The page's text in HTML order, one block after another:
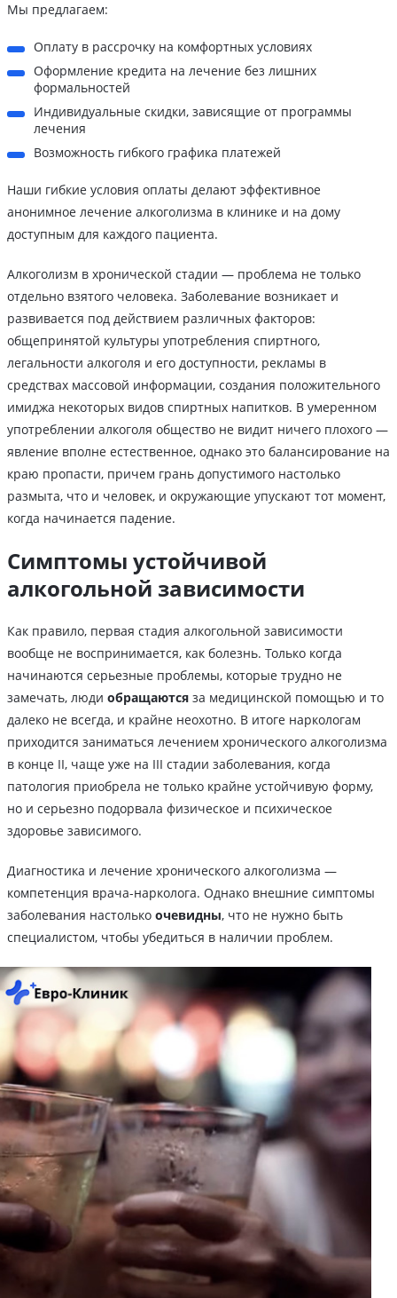
Мы предлагаем:
Оплату в рассрочку на комфортных условиях
Оформление кредита на лечение без лишних
формальностей
Индивидуальные скидки, зависящие от программы
лечения
Возможность гибкого графика платежей
Наши гибкие условия оплаты делают эффективное
анонимное лечение алкоголизма в клинике и на дому
доступным для каждого пациента.
Алкоголизм в хронической стадии — проблема не только
отдельно взятого человека. Заболевание возникает и
развивается под действием различных факторов:
общепринятой культуры употребления спиртного,
легальности алкоголя и его доступности, рекламы в
средствах массовой информации, создания положительного
имиджа некоторых видов спиртных напитков. В умеренном
употреблении алкоголя общество не видит ничего плохого —
явление вполне естественное, однако это балансирование на
краю пропасти, причем грань допустимого настолько
размыта, что и человек, и окружающие упускают тот момент,
когда начинается падение.
Симптомы устойчивой
алкогольной зависимости
Как правило, первая стадия алкогольной зависимости
вообще не воспринимается, как болезнь. Только когда
начинаются серьезные проблемы, которые трудно не
замечать, люди обращаются за медицинской помощью и то
далеко не всегда, и крайне неохотно. В итоге наркологам
приходится заниматься лечением хронического алкоголизма
в конце II, чаще уже на III стадии заболевания, когда
патология приобрела не только крайне устойчивую форму,
но и серьезно подорвала физическое и психическое
здоровье зависимого.
Диагностика и лечение хронического алкоголизма —
компетенция врача-нарколога. Однако внешние симптомы
заболевания настолько очевидны, что не нужно быть
специалистом, чтобы убедиться в наличии проблем.